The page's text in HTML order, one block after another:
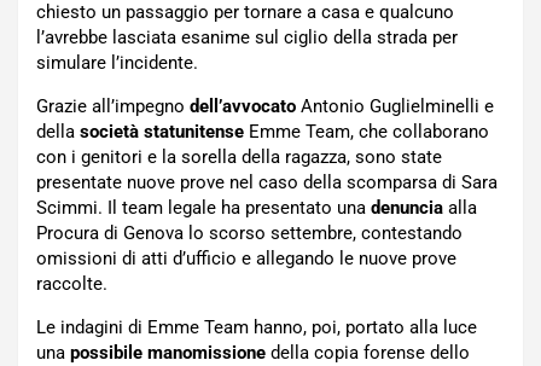
chiesto un passaggio per tornare a casa e qualcuno
l’avrebbe lasciata esanime sul ciglio della strada per
simulare l’incidente.
Grazie all’impegno dell’avvocato Antonio Guglielminelli e
della società statunitense Emme Team, che collaborano
con i genitori e la sorella della ragazza, sono state
presentate nuove prove nel caso della scomparsa di Sara
Scimmi. Il team legale ha presentato una denuncia alla
Procura di Genova lo scorso settembre, contestando
omissioni di atti d’ufficio e allegando le nuove prove
raccolte.
Le indagini di Emme Team hanno, poi, portato alla luce
una possibile manomissione della copia forense dello